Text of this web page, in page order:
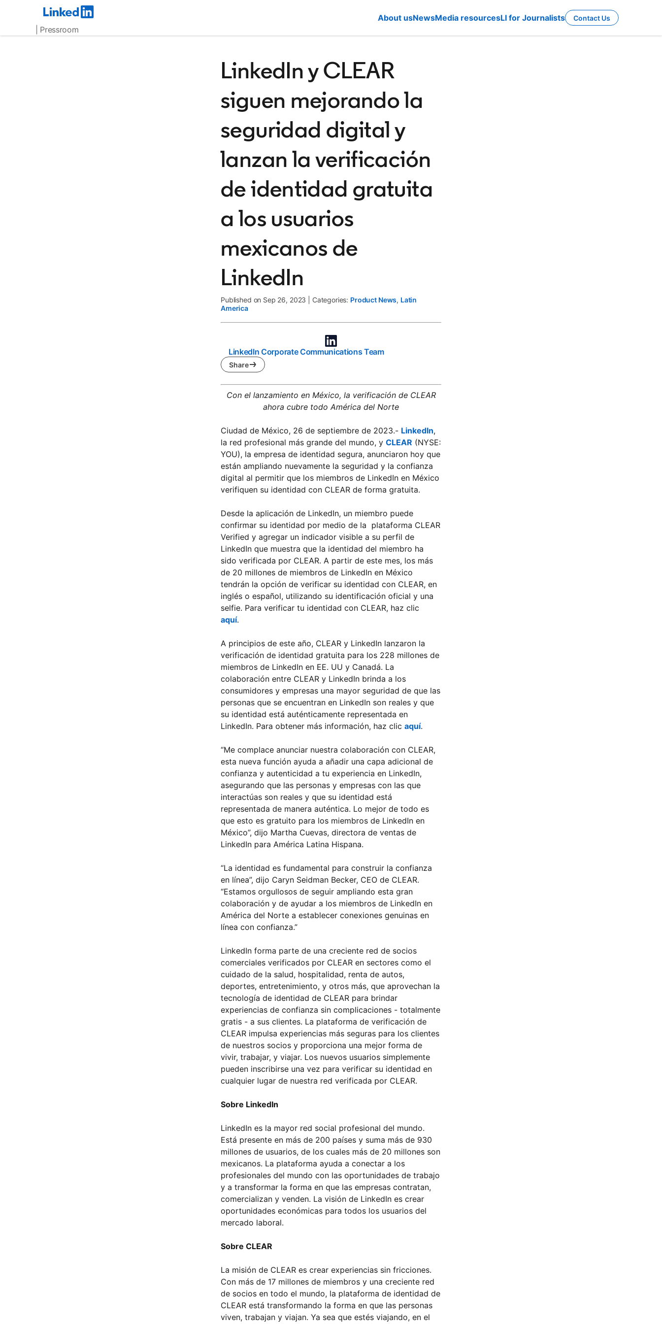
| Pressroom
About usNewsMedia resourcesLI for Journalists Contact Us
LinkedIn y CLEAR
siguen mejorando la
seguridad digital y
lanzan la verificación
de identidad gratuita
a los usuarios
mexicanos de
LinkedIn
Published on Sep 26, 2023 Categories: Product News, Latin
America
LinkedIn Corporate Communications Team
Share
Con el lanzamiento en México, la verificación de CLEAR
ahora cubre todo América del Norte
Ciudad de México, 26 de septiembre de 2023.- LinkedIn,
la red profesional más grande del mundo, y CLEAR (NYSE:
YOU), la empresa de identidad segura, anunciaron hoy que
están ampliando nuevamente la seguridad y la confianza
digital al permitir que los miembros de LinkedIn en México
verifiquen su identidad con CLEAR de forma gratuita.
Desde la aplicación de LinkedIn, un miembro puede
confirmar su identidad por medio de la plataforma CLEAR
Verified y agregar un indicador visible a su perfil de
LinkedIn que muestra que la identidad del miembro ha
sido verificada por CLEAR. A partir de este mes, los más
de 20 millones de miembros de LinkedIn en México
tendrán la opción de verificar su identidad con CLEAR, en
inglés o español, utilizando su identificación oficial y una
selfie. Para verificar tu identidad con CLEAR, haz clic
aquí.
A principios de este año, CLEAR y LinkedIn lanzaron la
verificación de identidad gratuita para los 228 millones de
miembros de LinkedIn en EE. UU y Canadá. La
colaboración entre CLEAR y LinkedIn brinda a los
consumidores y empresas una mayor seguridad de que las
personas que se encuentran en LinkedIn son reales y que
su identidad está auténticamente representada en
LinkedIn. Para obtener más información, haz clic aquí.
“Me complace anunciar nuestra colaboración con CLEAR,
esta nueva función ayuda a añadir una capa adicional de
confianza y autenticidad a tu experiencia en LinkedIn,
asegurando que las personas y empresas con las que
interactúas son reales y que su identidad está
representada de manera auténtica. Lo mejor de todo es
que esto es gratuito para los miembros de LinkedIn en
México”, dijo Martha Cuevas, directora de ventas de
LinkedIn para América Latina Hispana.
“La identidad es fundamental para construir la confianza
en línea”, dijo Caryn Seidman Becker, CEO de CLEAR.
“Estamos orgullosos de seguir ampliando esta gran
colaboración y de ayudar a los miembros de LinkedIn en
América del Norte a establecer conexiones genuinas en
línea con confianza.”
LinkedIn forma parte de una creciente red de socios
comerciales verificados por CLEAR en sectores como el
cuidado de la salud, hospitalidad, renta de autos,
deportes, entretenimiento, y otros más, que aprovechan la
tecnología de identidad de CLEAR para brindar
experiencias de confianza sin complicaciones - totalmente
gratis - a sus clientes. La plataforma de verificación de
CLEAR impulsa experiencias más seguras para los clientes
de nuestros socios y proporciona una mejor forma de
vivir, trabajar, y viajar. Los nuevos usuarios simplemente
pueden inscribirse una vez para verificar su identidad en
cualquier lugar de nuestra red verificada por CLEAR.
Sobre LinkedIn
LinkedIn es la mayor red social profesional del mundo.
Está presente en más de 200 países y suma más de 930
millones de usuarios, de los cuales más de 20 millones son
mexicanos. La plataforma ayuda a conectar a los
profesionales del mundo con las oportunidades de trabajo
y a transformar la forma en que las empresas contratan,
comercializan y venden. La visión de LinkedIn es crear
oportunidades económicas para todos los usuarios del
mercado laboral.
Sobre CLEAR
La misión de CLEAR es crear experiencias sin fricciones.
Con más de 17 millones de miembros y una creciente red
de socios en todo el mundo, la plataforma de identidad de
CLEAR está transformando la forma en que las personas
viven, trabajan y viajan. Ya sea que estés viajando, en el